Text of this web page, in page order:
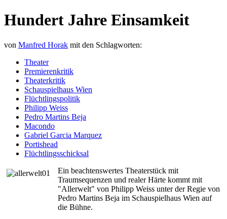
Hundert Jahre Einsamkeit
von Manfred Horak mit den Schlagworten:
Theater
Premierenkritik
Theaterkritik
Schauspielhaus Wien
Flüchtlingspolitik
Philipp Weiss
Pedro Martins Beja
Macondo
Gabriel Garcia Marquez
Portishead
Flüchtlingsschicksal
Ein beachtenswertes Theaterstück mit
Traumsequenzen und realer Härte kommt mit
"Allerwelt" von Philipp Weiss unter der Regie von
Pedro Martins Beja im Schauspielhaus Wien auf
die Bühne.